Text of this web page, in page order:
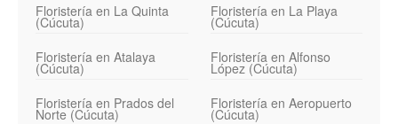
Floristería en La Quinta
(Cúcuta)
Floristería en La Playa
(Cúcuta)
Floristería en Atalaya
(Cúcuta)
Floristería en Alfonso
López (Cúcuta)
Floristería en Prados del
Norte (Cúcuta)
Floristería en Aeropuerto
(Cúcuta)